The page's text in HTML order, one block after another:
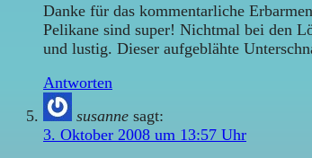
Danke für das kommentarliche
Pelikane sind super! Nichtmal bei den
und lustig. Dieser aufgeblähte
Antworten
susanne sagt:
3. Oktober 2008 um 13:57 Uhr